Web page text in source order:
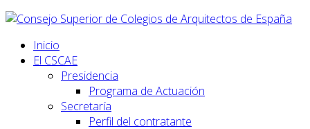
Inicio
El CSCAE
Presidencia
Programa de Actuación
Secretaría
Perfil del contratante